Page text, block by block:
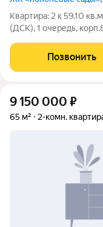
Квартира: 2 к 59,10
(ДСК), 1 очередь,
Позвонить
9 150 000 ₽
65 м² 2-комн.